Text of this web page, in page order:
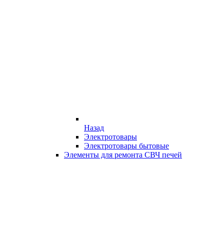
Назад
Электротовары
Электротовары бытовые
Элементы для ремонта СВЧ печей